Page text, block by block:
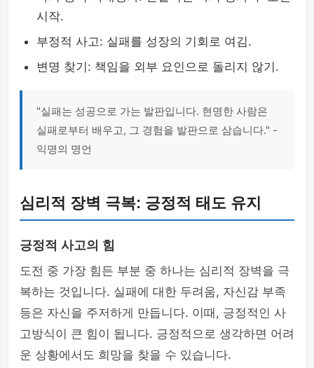
시작.
부정적 사고: 실패를 성장의 기회로 여김.
변명 찾기: 책임을 외부 요인으로 돌리지 않기.
"실패는 성공으로 가는 발판입니다. 현명한 사람은
실패로부터 배우고, 그 경험을 발판으로 삼습니다." -
익명의 명언
심리적 장벽 극복: 긍정적 태도 유지
긍정적 사고의 힘
도전 중 가장 힘든 부분 중 하나는 심리적 장벽을 극
복하는 것입니다. 실패에 대한 두려움, 자신감 부족
등은 자신을 주저하게 만듭니다. 이때, 긍정적인 사
고방식이 큰 힘이 됩니다. 긍정적으로 생각하면 어려
운 상황에서도 희망을 찾을 수 있습니다.